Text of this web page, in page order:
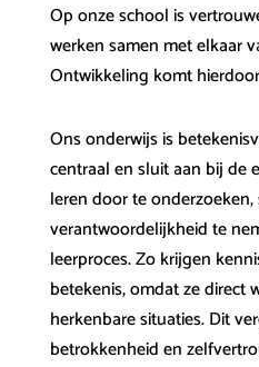
Op onze school is
werken samen met elkaar
Ontwikkeling komt
Ons onderwijs is
centraal en sluit aan bij de
leren door te
verantwoordelijkheid te
leerproces. Zo krijgen
betekenis, omdat ze direct
herkenbare situaties. Dit
betrokkenheid en